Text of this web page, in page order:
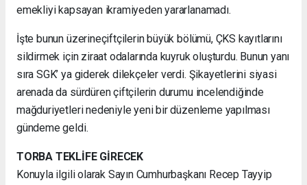
emekliyi kapsayan ikramiyeden yararlanamadı.
İşte bunun üzerineçiftçilerin büyük bölümü, ÇKS kayıtlarını
sildirmek için ziraat odalarında kuyruk oluşturdu. Bunun yanı
sıra SGK’ ya giderek dilekçeler verdi. Şikayetlerini siyasi
arenada da sürdüren çiftçilerin durumu incelendiğinde
mağduriyetleri nedeniyle yeni bir düzenleme yapılması
gündeme geldi.
TORBA TEKLİFE GİRECEK
Konuyla ilgili olarak Sayın Cumhurbaşkanı Recep Tayyip